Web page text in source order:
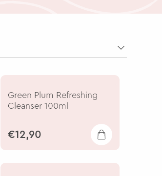
Green Plum Refreshing
Cleanser 100ml
€12,90